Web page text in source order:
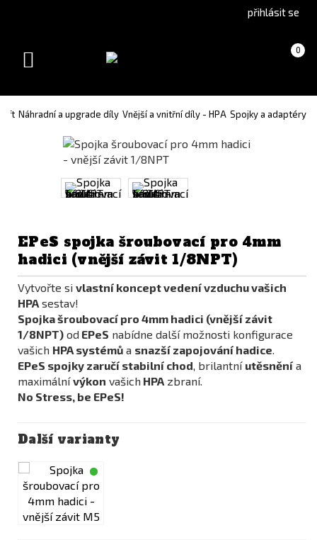
version(Slovak)
přihlásit se
Košík 0
(prázdný)
Toggle
Náhradní a upgrade díly Vnější a vnitřní díly - HPA Spojky a adaptéry
EPeS spojka šroubovací pro 4mm
hadici (vnější závit 1/8NPT)
Vytvořte si vlastní koncept vedení vzduchu vašich
HPA sestav!
Spojka šroubovací pro 4mm hadici (vnější závit
1/8NPT) od EPeS nabídne další možnosti konfigurace
vašich HPA systémů a snazší zapojování hadice.
EPeS spojky zaručí stabilní chod, brilantní utěsnění a
maximálnívýkon vašich HPA zbraní.
No Stress, be EPeS!
Další varianty